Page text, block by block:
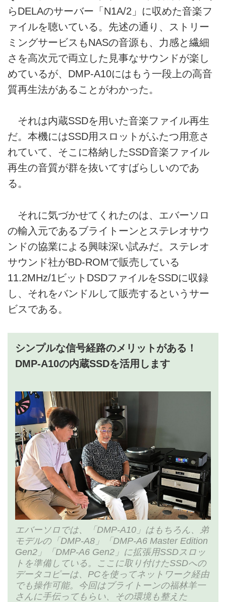
らDELAのサーバー「N1A/2」に収めた音楽フ
ァイルを聴いている。先述の通り、ストリー
ミングサービスもNASの音源も、力感と繊細
さを高次元で両立した見事なサウンドが楽し
めているが、DMP-A10にはもう一段上の高音
質再生法があることがわかった。
それは内蔵SSDを用いた音楽ファイル再生
だ。本機にはSSD用スロットがふたつ用意さ
れていて、そこに格納したSSD音楽ファイル
再生の音質が群を抜いてすばらしいのであ
る。
それに気づかせてくれたのは、エバーソロ
の輸入元であるブライトーンとステレオサウ
ンドの協業による興味深い試みだ。ステレオ
サウンド社がBD-ROMで販売している
11.2MHz/1ビットDSDファイルをSSDに収録
し、それをバンドルして販売するというサー
ビスである。
シンプルな信号経路のメリットがある！
DMP-A10の内蔵SSDを活用します
エバーソロでは、「DMP-A10」はもちろん、弟
モデルの「DMP-A8」「DMP-A6 Master Edition
Gen2」「DMP-A6 Gen2」に拡張用SSDスロッ
トを準備している。ここに取り付けたSSDへの
データコピーは、PCを使ってネットワーク経由
でも操作可能。今回はブライトーンの福林羊一
さんに手伝ってもらい、その環境も整えた